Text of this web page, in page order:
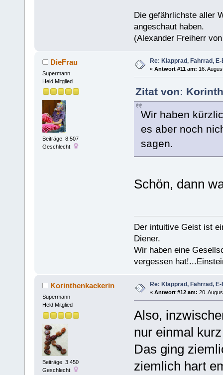
Die gefährlichste aller
angeschaut haben.
(Alexander Freiherr
DieFrau
Supermann
Held Mitglied
Beiträge: 8.507
Geschlecht:
Re: Klapprad, Fahrrad,
« Antwort #11 am: 16.
Zitat von:
Wir haben
es aber noch
sagen.
Schön, dann
Der intuitive Geist ist
Diener.
Wir haben eine
vergessen
Korinthenkackerin
Supermann
Held Mitglied
Beiträge: 3.450
Geschlecht:
Re: Klapprad, Fahrrad,
« Antwort #12 am: 20.
Also,
nur einmal
Das ging
ziemlich hart